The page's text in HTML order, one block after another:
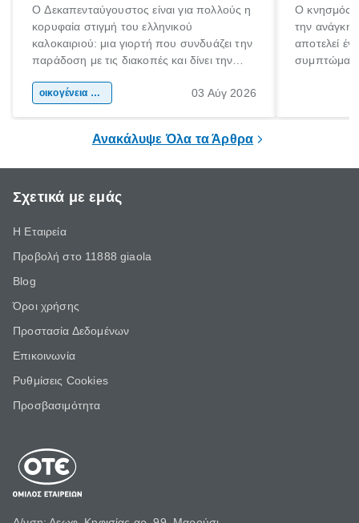
Ο Δεκαπενταύγουστος είναι για πολλούς η
κορυφαία στιγμή του ελληνικού
καλοκαιριού: μια γιορτή που συνδυάζει την
παράδοση με τις διακοπές και δίνει την
χώρας. Είτε πρόκειται για λίγες μέρες
οικογένεια & παιδί 03 Αύγ 2026
Ο κνησμός
την ανάγκη
αποτελεί
Ανακάλυψε Όλα τα Άρθρα
Σχετικά με εμάς
Η Εταιρεία
Προβολή στο 11888 giaola
Blog
Όροι χρήσης
Προστασία Δεδομένων
Επικοινωνία
Ρυθμίσεις Cookies
Προσβασιμότητα